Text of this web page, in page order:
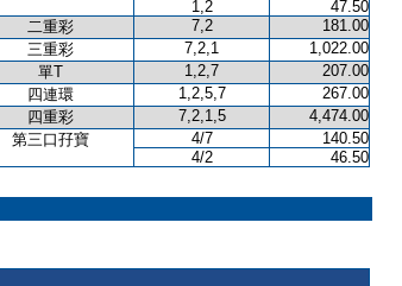
1,2
47.50
二重彩
7,2
181.00
三重彩
7,2,1
1,022.00
單T
1,2,7
207.00
四連環
1,2,5,7
267.00
四重彩
7,2,1,5
4,474.00
第三口孖寶
4/7
140.50
4/2
46.50